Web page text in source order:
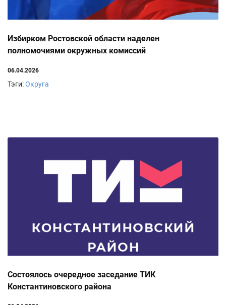
Избирком Ростовской области наделен
полномочиями окружных комиссий
06.04.2026
Тэги:Округа
Состоялось очередное заседание ТИК
Константиновского района